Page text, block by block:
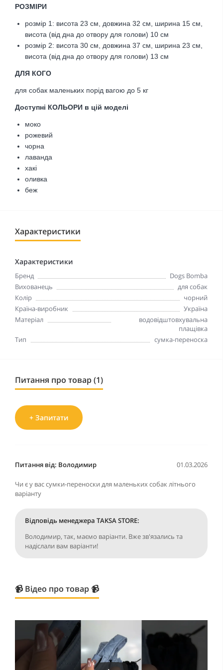
РОЗМІРИ
розмір 1: висота 23 см, довжина 32 см, ширина 15 см,
висота (від дна до отвору для голови) 10 см
розмір 2: висота 30 см, довжина 37 см, ширина 23 см
висота (від дна до отвору для голови) 13 см
ДЛЯ КОГО
для собак маленьких порід вагою до 5 кг
Доступні КОЛЬОРИ в цій моделі
моко
рожевий
чорна
лаванда
хакі
оливка
беж
Характеристики
Характеристики
Бренд
Dogs Bomba
Вихованець
для собак
Колір
чорний
Країна-виробник
Україна
Матеріал
водовідштовхувальна
плащівка
Тип
сумка-переноска
Питання про товар (1)
+ Запитати
Питання від: Володимир 01.03.2026
Чи є у вас сумки-переноски для маленьких собак літнього
варіанту
Відповідь менеджера TAKSA STORE:
Володимир, так, маємо варіанти. Вже зв'язались та
надіслали вам варіанти!
📹 Відео про товар 📹